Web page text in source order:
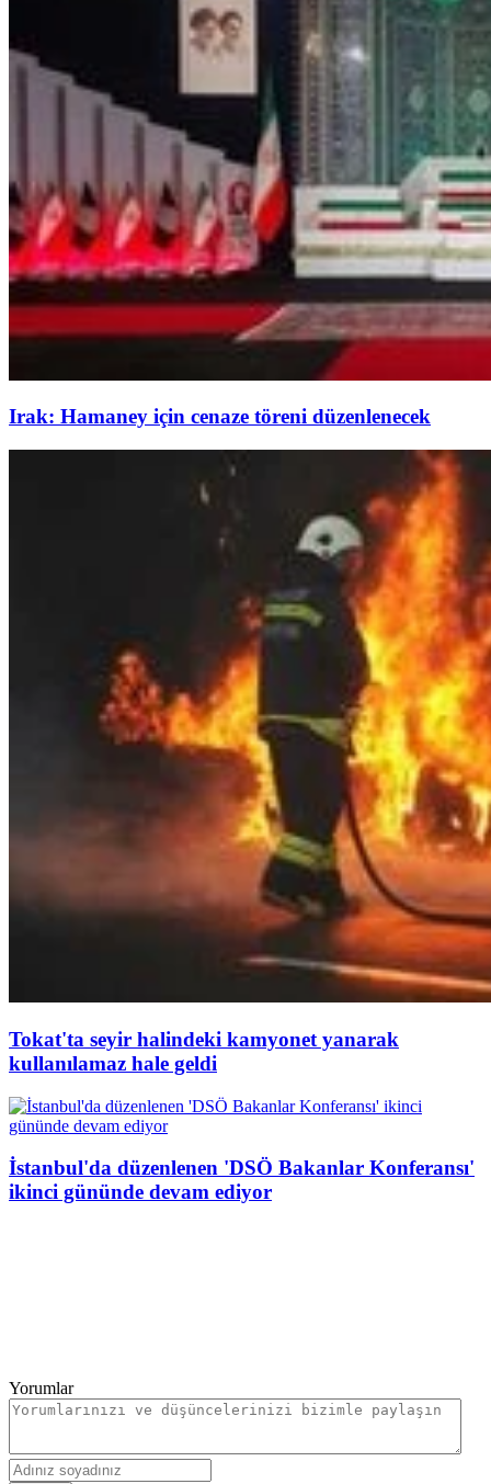
Irak: Hamaney için cenaze töreni düzenlenecek
Tokat'ta seyir halindeki kamyonet yanarak
kullanılamaz hale geldi
İstanbul'da düzenlenen 'DSÖ Bakanlar Konferansı'
ikinci gününde devam ediyor
Yorumlar